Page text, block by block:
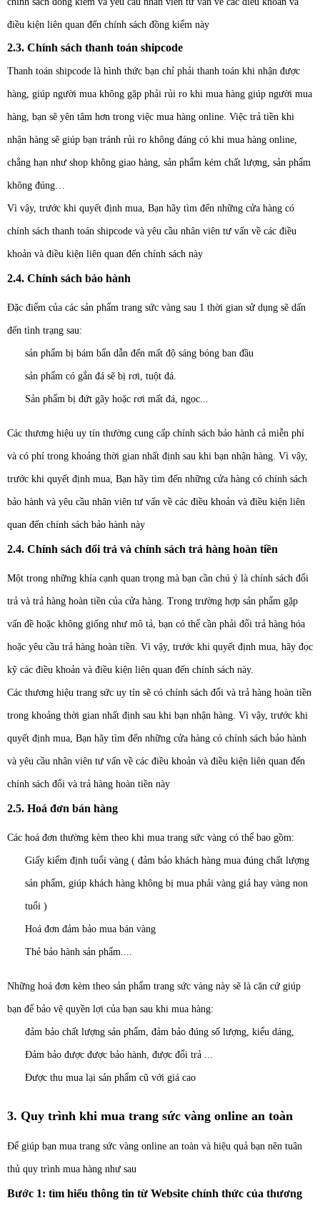
điều kiện liên quan đến chính sách đồng kiểm này
2.3. Chính sách thanh toán shipcode
Thanh toán shipcode là hình thức bạn chỉ phải thanh toán khi nhận được
hàng, giúp người mua không gặp phải rủi ro khi mua hàng giúp người mua
hàng, bạn sẽ yên tâm hơn trong việc mua hàng online. Việc trả tiền khi
nhận hàng sẽ giúp bạn tránh rủi ro không đáng có khi mua hàng online,
chẳng hạn như shop không giao hàng, sản phẩm kém chất lượng, sản phẩm
không đúng…
Vì vậy, trước khi quyết định mua, Bạn hãy tìm đến những cửa hàng có
chính sách thanh toán shipcode và yêu cầu nhân viên tư vấn về các điều
khoản và điều kiện liên quan đến chính sách này
2.4. Chính sách bảo hành
Đặc điểm của các sản phẩm trang sức vàng sau 1 thời gian sử dụng sẽ dấn
đến tình trạng sau:
sản phẩm bị bám bẩn dẫn đến mất độ sáng bóng ban đầu
sản phẩm có gắn đá sẽ bị rơi, tuột đá.
Sản phẩm bị đứt gãy hoặc rơi mất đá, ngọc...
Các thương hiệu uy tín thường cung cấp chính sách bảo hành cả miễn phí
và có phí trong khoảng thời gian nhất định sau khi bạn nhận hàng. Vì vậy,
trước khi quyết định mua, Bạn hãy tìm đến những cửa hàng có chính sách
bảo hành và yêu cầu nhân viên tư vấn về các điều khoản và điều kiện liên
quan đến chính sách bảo hành này
2.4. Chính sách đổi trả và chính sách trả hàng hoàn tiền
Một trong những khía cạnh quan trọng mà bạn cần chú ý là chính sách đổi
trả và trả hàng hoàn tiền của cửa hàng. Trong trường hợp sản phẩm gặp
vấn đề hoặc không giống như mô tả, bạn có thể cần phải đổi trả hàng hóa
hoặc yêu cầu trả hàng hoàn tiền. Vì vậy, trước khi quyết định mua, hãy đọc
kỹ các điều khoản và điều kiện liên quan đến chính sách này.
Các thương hiệu trang sức uy tín sẽ có chính sách đổi và trả hàng hoàn tiền
trong khoảng thời gian nhất định sau khi bạn nhận hàng. Vì vậy, trước khi
quyết định mua, Bạn hãy tìm đến những cửa hàng có chính sách bảo hành
và yêu cầu nhân viên tư vấn về các điều khoản và điều kiện liên quan đến
chính sách đổi và trả hàng hoàn tiền này
2.5. Hoá đơn bán hàng
Các hoá đơn thường kèm theo khi mua trang sức vàng có thể bao gồm:
Giấy kiểm định tuổi vàng ( đảm bảo khách hàng mua đúng chất lượng
sản phẩm, giúp khách hàng không bị mua phải vàng giả hay vàng non
tuổi )
Hoá đơn đảm bảo mua bán vàng
Thẻ bảo hành sản phẩm....
Những hoá đơn kèm theo sản phẩm trang sức vàng này sẽ là căn cứ giúp
bạn để bảo vệ quyền lợi của bạn sau khi mua hàng:
đảm bảo chất lượng sản phẩm, đảm bảo đúng số lượng, kiểu dáng,
Đảm bảo được được bảo hành, được đổi trả ...
Được thu mua lại sản phẩm cũ với giá cao
3. Quy trình khi mua trang sức vàng online an toàn
Để giúp bạn mua trang sức vàng online an toàn và hiệu quả bạn nên tuân
thủ quy trình mua hàng như sau
Bước 1: tìm hiểu thông tin từ Website chính thức của thương